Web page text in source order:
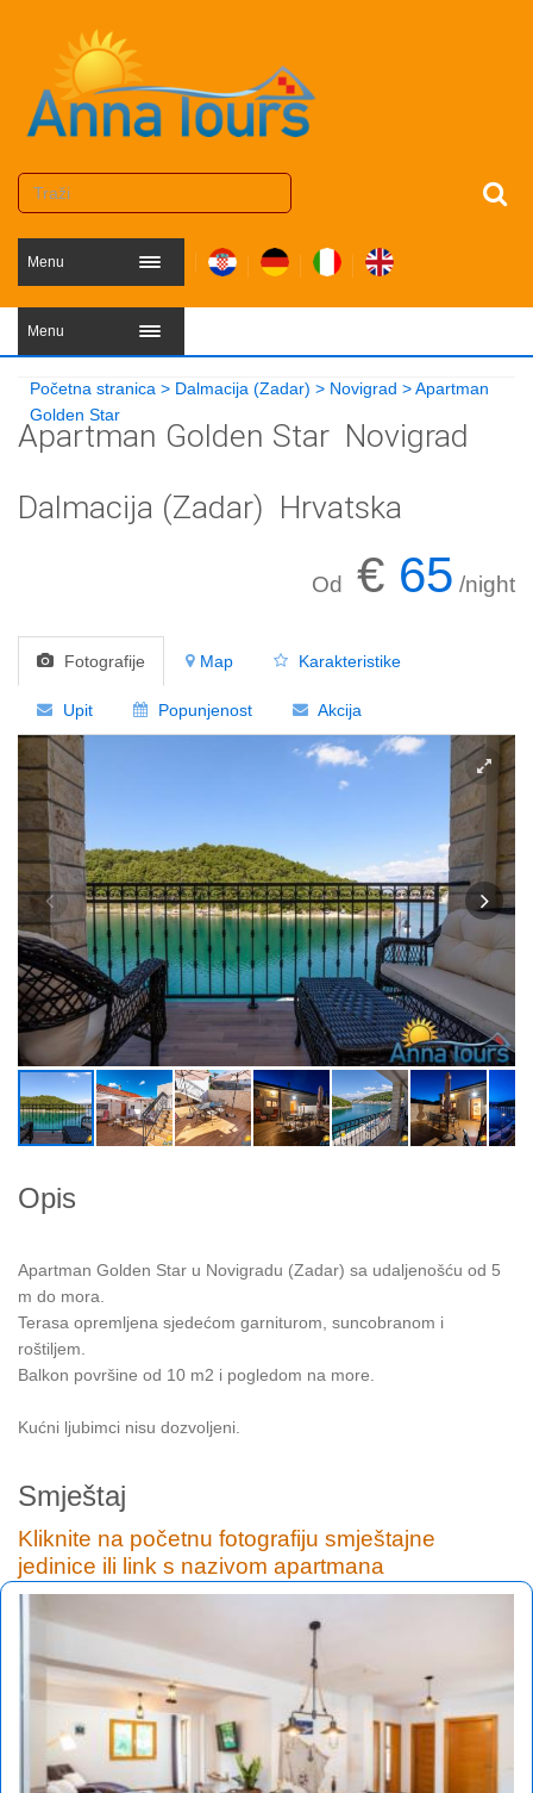
Menu
Menu
Početna stranica > Dalmacija (Zadar) > Novigrad >Apartman
Golden Star
Apartman Golden Star Novigrad
Dalmacija (Zadar) Hrvatska
Od € 65 /night
Fotografije Map Karakteristike
Upit Popunjenost Akcija
Opis
Apartman Golden Star u Novigradu (Zadar) sa udaljenošću od 5
m do mora.
Terasa opremljena sjedećom garniturom, suncobranom i
roštiljem.
Balkon površine od 10 m2 i pogledom na more.
Kućni ljubimci nisu dozvoljeni.
Smještaj
Kliknite na početnu fotografiju smještajne
jedinice ili link s nazivom apartmana